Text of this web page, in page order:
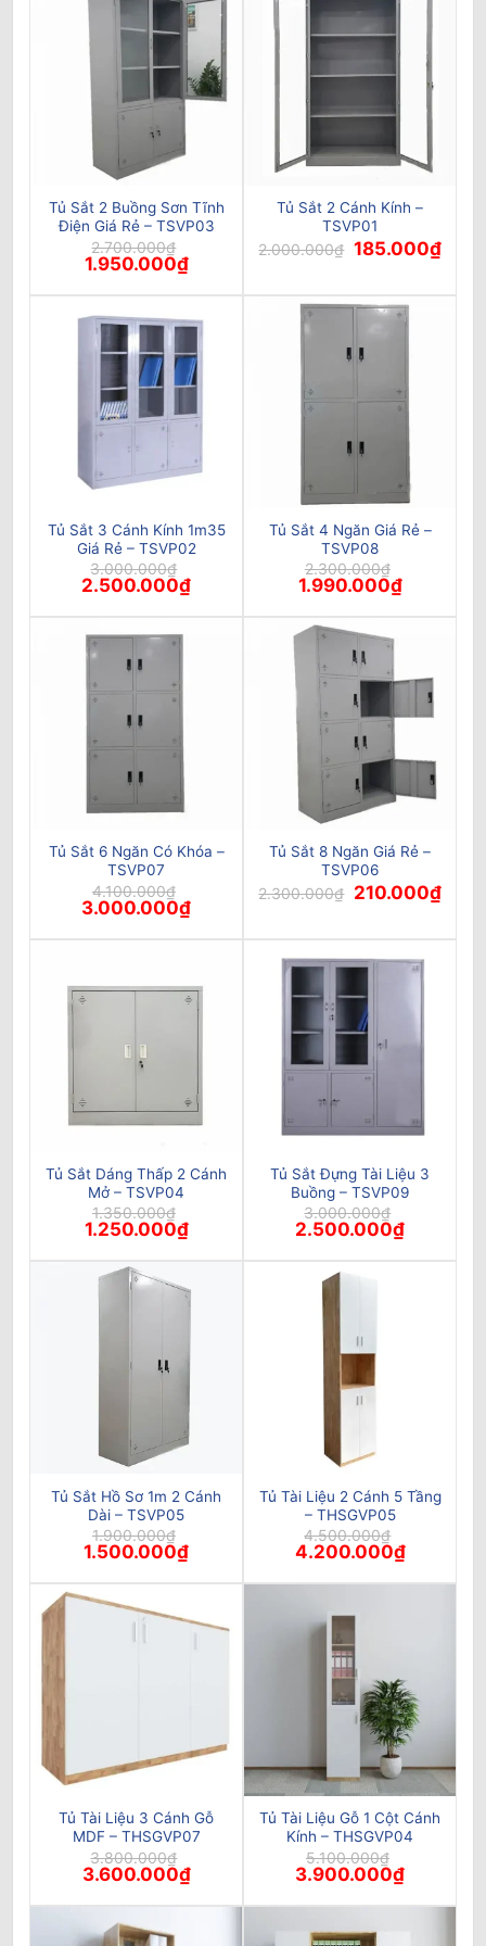
Tủ Sắt 2 Buồng Sơn Tĩnh
Điện Giá Rẻ – TSVP03
2.700.000₫
Giá
gốc
là:
1.950.000₫Giá
hiện
tại
1.950.000₫.
Tủ Sắt 2 Cánh Kính –
TSVP01
2.000.000₫ Giá
gốc
2.000.000₫.
185.000₫Giá
hiện
là:
Tủ Sắt 3 Cánh Kính 1m35
Giá Rẻ – TSVP02
3.000.000₫
Giá
gốc
là:
2.500.000₫Giá
tại
Tủ Sắt 4 Ngăn Giá Rẻ –
TSVP08
2.300.000₫
Giá
gốc
là:
2.300.000₫.
1.990.000₫Giá
hiện
tại
Tủ Sắt 6 Ngăn Có Khóa –
TSVP07
4.100.000₫
Giá
gốc
là:
3.000.000₫Giá
tại
Tủ Sắt 8 Ngăn Giá Rẻ –
TSVP06
2.300.000₫ Giá
gốc
2.300.000₫.
210.000₫Giá
hiện
là:
Tủ Sắt Dáng Thấp 2 Cánh
Mở – TSVP04
1.350.000₫
Giá
gốc
là:
1.350.000₫.
1.250.000₫Giá
hiện
tại
1.250.000₫.
Tủ Sắt Đựng Tài Liệu 3
Buồng – TSVP09
3.000.000₫
Giá
gốc
là:
3.000.000₫.
2.500.000₫Giá
tại
Tủ Sắt Hồ Sơ 1m 2 Cánh
Dài – TSVP05
1.900.000₫
Giá
gốc
là:
1.900.000₫.
1.500.000₫Giá
tại
Tủ Tài Liệu 2 Cánh 5 Tầng
– THSGVP05
4.500.000₫
Giá
gốc
là:
4.200.000₫Giá
hiện
tại
Tủ Tài Liệu 3 Cánh Gỗ
MDF – THSGVP07
3.800.000₫
Giá
gốc
là:
3.600.000₫Giá
hiện
tại
Tủ Tài Liệu Gỗ 1 Cột Cánh
Kính – THSGVP04
5.100.000₫
Giá
gốc
là:
3.900.000₫Giá
tại